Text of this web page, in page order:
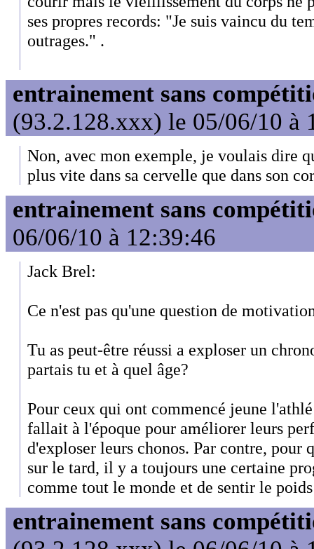
ses propres records: "Je suis vaincu du
outrages." .
entrainement sans
(93.2.128.xxx) le 05/06/10 à
Non, avec mon exemple, je voulais dire
plus vite dans sa cervelle que dans son
entrainement sans
06/06/10 à 12:39:46
Jack Brel:
Ce n'est pas qu'une question de
Tu as peut-être réussi a exploser un
partais tu et à quel âge?
Pour ceux qui ont commencé jeune
fallait à l'époque pour améliorer leurs
d'exploser leurs chonos. Par contre, pour
sur le tard, il y a toujours une certaine
comme tout le monde et de sentir le poids
entrainement sans